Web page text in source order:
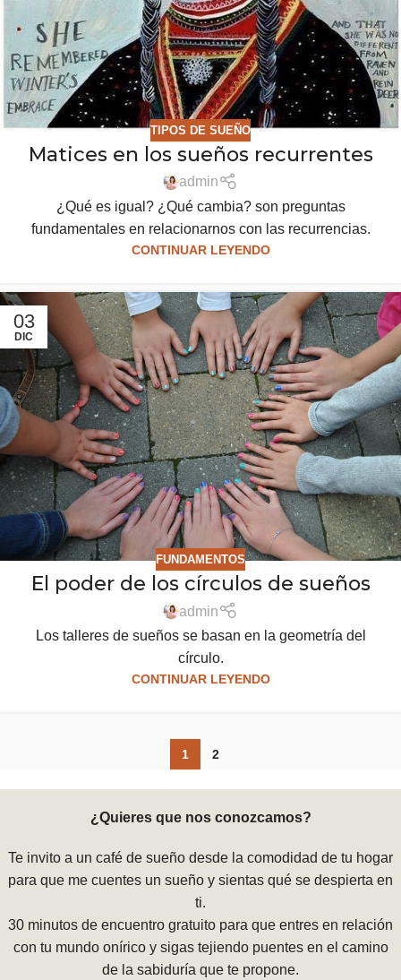
TIPOS DE SUEÑO
Matices en los sueños recurrentes
admin
¿Qué es igual? ¿Qué cambia? son preguntas
fundamentales en relacionarnos con las recurrencias.
CONTINUAR LEYENDO
03
DIC
FUNDAMENTOS
El poder de los círculos de sueños
admin
Los talleres de sueños se basan en la geometría del
círculo.
CONTINUAR LEYENDO
1 2
¿Quieres que nos conozcamos?
Te invito a un café de sueño desde la comodidad de tu hogar
para que me cuentes un sueño y sientas qué se despierta en
ti.
30 minutos de encuentro gratuito para que entres en relación
con tu mundo onírico y sigas tejiendo puentes en el camino
de la sabiduría que te propone.